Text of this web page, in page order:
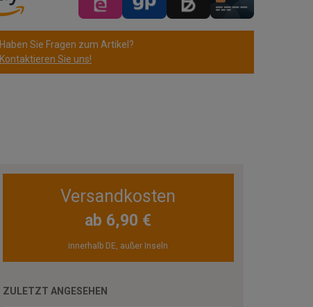
Haben Sie Fragen zum Artikel?
Kontaktieren Sie uns!
Versandkosten
ab 6,90 €
innerhalb DE, außer Inseln
ZULETZT ANGESEHEN